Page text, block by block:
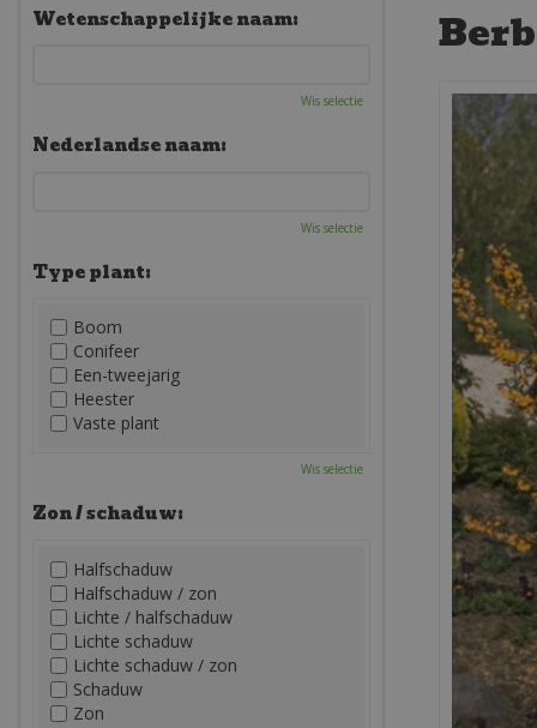
Wetenschappelijke naam:
Wis selectie
Nederlandse naam:
Wis selectie
Type plant:
Boom
Conifeer
Een-tweejarig
Heester
Vaste plant
Wis selectie
Zon / schaduw:
Halfschaduw
Halfschaduw / zon
Lichte / halfschaduw
Lichte schaduw
Lichte schaduw / zon
Schaduw
Zon